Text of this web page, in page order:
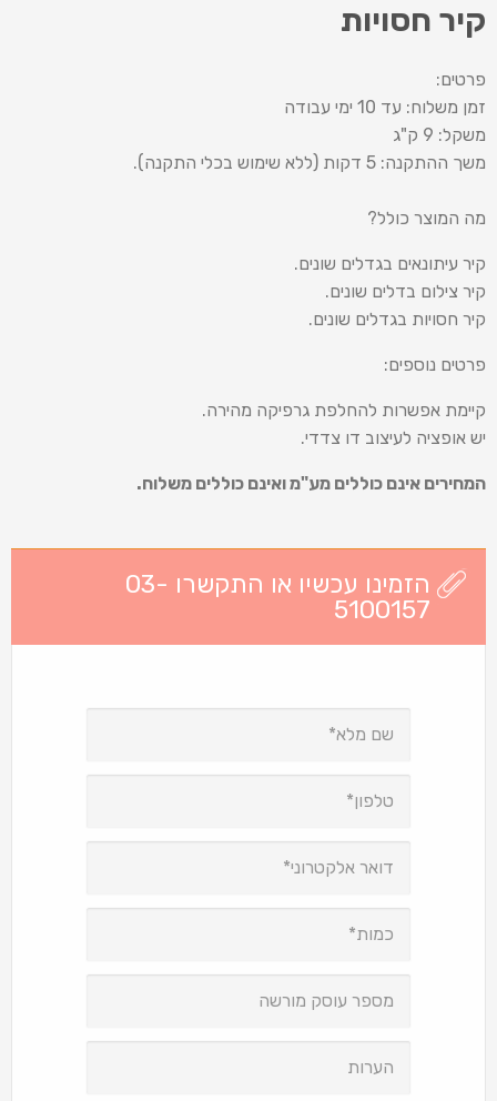
קיר חסויות
פרטים:
זמן משלוח: עד 10 ימי עבודה
משקל: 9 ק"ג
משך ההתקנה: 5 דקות (ללא שימוש בכלי התקנה).
מה המוצר כולל?
קיר עיתונאים בגדלים שונים.
קיר צילום בדלים שונים.
קיר חסויות בגדלים שונים.
פרטים נוספים:
קיימת אפשרות להחלפת גרפיקה מהירה.
יש אופציה לעיצוב דו צדדי.
המחירים אינם כוללים מע"מ ואינם כוללים משלוח.
הזמינו עכשיו או התקשרו 03-
5100157